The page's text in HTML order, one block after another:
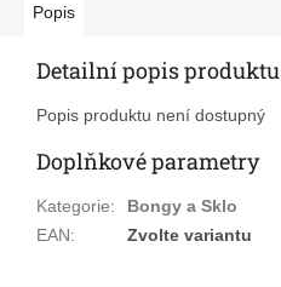
Popis
Detailní popis produktu
Popis produktu není dostupný
Doplňkové parametry
Kategorie:
Bongy a Sklo
EAN: Zvolte variantu